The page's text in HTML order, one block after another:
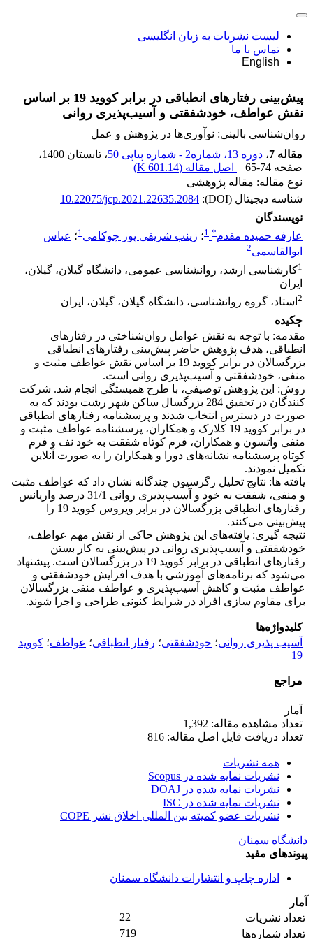
لیست نشریات به زبان انگلیسی
تماس با ما
English
پیش‌بینی رفتارهای انطباقی در برابر کووید 19 بر اساس
نقش عواطف، خودشفقتی و آسیب‌پذیری روانی
روان‌شناسی بالینی: نوآوری‌ها در پژوهش و عمل
مقاله 7
، دوره 13، شماره2 - شماره پیاپی 50 ، تابستان 1400
،
صفحه 65-74 اصل مقاله (601.14 K
)
نوع مقاله: مقاله پژوهشی
شناسه دیجیتال (DOI):
10.22075/jcp.2021.22635.2084
نویسندگان
عارفه حمیده مقدم*
1؛ زینب شریفی پور چوکامی1؛ عباس
ابوالقاسمی2
1کارشناسی ارشد، روانشناسی عمومی، دانشگاه گیلان، گیلان،
ایران
2 استاد، گروه روانشناسی، دانشگاه گیلان، گیلان، ایران
چکیده
مقدمه: با توجه به نقش عوامل روان‌شناختی در رفتارهای
انطباقی، هدف پژوهش حاضر پیش‌بینی رفتارهای انطباقی
بزرگسالان در برابر کووید 19 بر اساس نقش عواطف مثبت و
منفی، خودشفقتی و آسیب‌پذیری روانی است.
روش: این پژوهش توصیفی، با طرح همبستگی انجام شد. شرکت
کنندگان در تحقیق 284 بزرگسال ساکن شهر رشت بودند که به
صورت در دسترس انتخاب شدند و پرسشنامه رفتارهای انطباقی
در برابر کووید 19 کلارک و همکاران، پرسشنامه عواطف مثبت و
منفی واتسون و همکاران، فرم کوتاه شفقت به خود نف و فرم
کوتاه پرسشنامه نشانه‌های دورا و همکاران را به صورت آنلاین
تکمیل نمودند.
یافته ها: نتایج تحلیل رگرسیون چندگانه نشان داد که عواطف مثبت
و منفی، شفقت به خود و آسیب‌پذیری روانی 31/1 درصد واریانس
رفتارهای انطباقی بزرگسالان در برابر ویروس کووید 19 را
پیش‌بینی می‌کنند.
نتیجه گیری: یافته‌های این پژوهش حاکی از نقش مهم عواطف،
خودشفقتی و آسیب‌پذیری روانی در پیش‌بینی به کار بستن
رفتارهای انطباقی در برابر کووید 19 در بزرگسالان است. پیشنهاد
می‌شود که برنامه‌های آموزشی با هدف افزایش خودشفقتی و
عواطف مثبت و کاهش آسیب‌پذیری و عواطف منفی بزرگسالان
برای مقاوم سازی افراد در شرایط کنونی طراحی و اجرا شوند.
کلیدواژه‌ها
آسیب پذیری روانی؛ خودشفقتی؛ رفتار انطباقی؛ عواطف؛ کووید
19
مراجع
آمار
تعداد مشاهده مقاله: 1,392
تعداد دریافت فایل اصل مقاله: 816
همه نشریات
نشریات نمایه شده در Scopus
نشریات نمایه شده در DOAJ
نشریات نمایه شده در ISC
نشریات عضو کمیته بین المللی اخلاق نشر COPE
دانشگاه سمنان
پیوندهای مفید
اداره چاپ و انتشارات دانشگاه سمنان
آمار
تعداد نشریات
22
تعداد شماره‌ها
719